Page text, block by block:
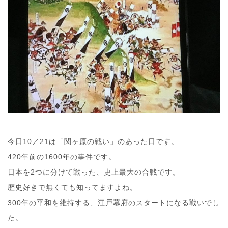
今日10／21は「関ヶ原の戦い」のあった日です。
420年前の1600年の事件です。
日本を2つに分けて戦った、史上最大の合戦です。
歴史好きで無くても知ってますよね。
300年の平和を維持する、江戸幕府のスタートになる戦いでし
た。